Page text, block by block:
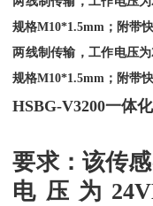
规格M10*1.5mm；附带
两线制传输，工作电压
规格M10*1.5mm；附带
HSBG-V3200一体
要求：该传
电压为